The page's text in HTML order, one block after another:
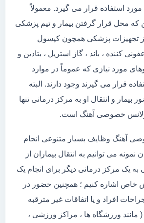
استفاده قرار می گیرد. معمولاً
که محل قرار گرفتن بیمار و تیم پزشکی
تجهیزات پزشکی همچون کپسول
کننده ، باند ، گاز استریل ، بتادین و
مورد نیازی که عموماً در موارد
قرار می گیرند وجود دارند. البته
و انتقال او به مرکز درمانی تنها
خصوصی آهنگ است.
آهنگ وظایف بسیار متنوعی انجام
می توانیم به انتقال بیماران از
یک مرکز درمانی دیگر برای انجام یک
خاص اشاره کنیم ؛ همچنین حضور در
افراد و یا اتفاقات غیر مترقبه
( مانند ورزشگاه ها ، مراکز ورزشی ،